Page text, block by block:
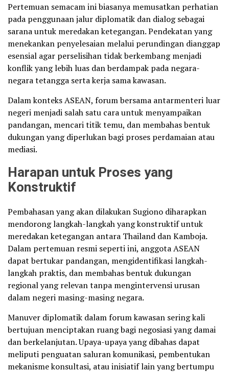
Pertemuan semacam ini biasanya memusatkan perhatian
pada penggunaan jalur diplomatik dan dialog sebagai
sarana untuk meredakan ketegangan. Pendekatan yang
menekankan penyelesaian melalui perundingan dianggap
esensial agar perselisihan tidak berkembang menjadi
konflik yang lebih luas dan berdampak pada negara-
negara tetangga serta kerja sama kawasan.
Dalam konteks ASEAN, forum bersama antarmenteri luar
negeri menjadi salah satu cara untuk menyampaikan
pandangan, mencari titik temu, dan membahas bentuk
dukungan yang diperlukan bagi proses perdamaian atau
mediasi.
Harapan untuk Proses yang
Konstruktif
Pembahasan yang akan dilakukan Sugiono diharapkan
mendorong langkah-langkah yang konstruktif untuk
meredakan ketegangan antara Thailand dan Kamboja.
Dalam pertemuan resmi seperti ini, anggota ASEAN
dapat bertukar pandangan, mengidentifikasi langkah-
langkah praktis, dan membahas bentuk dukungan
regional yang relevan tanpa mengintervensi urusan
dalam negeri masing-masing negara.
Manuver diplomatik dalam forum kawasan sering kali
bertujuan menciptakan ruang bagi negosiasi yang damai
dan berkelanjutan. Upaya-upaya yang dibahas dapat
meliputi penguatan saluran komunikasi, pembentukan
mekanisme konsultasi, atau inisiatif lain yang bertumpu